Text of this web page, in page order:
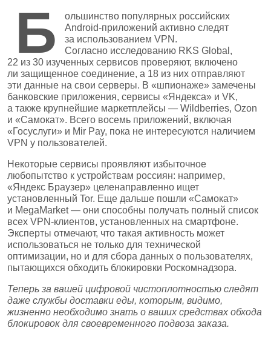
Б
ольшинство популярных российских
Android‑приложений активно следят
за использованием VPN.
Согласно исследованию RKS Global,
22 из 30 изученных сервисов проверяют, включено
ли защищенное соединение, а 18 из них отправляют
эти данные на свои серверы. В «шпионаже» замечены
банковские приложения, сервисы «Яндекса» и VK,
а также крупнейшие маркетплейсы — Wildberries, Ozon
и «Самокат». Всего восемь приложений, включая
«Госуслуги» и Mir Pay, пока не интересуются наличием
VPN у пользователей.
Некоторые сервисы проявляют избыточное
любопытство к устройствам россиян: например,
«Яндекс Браузер» целенаправленно ищет
установленный Tor. Еще дальше пошли «Самокат»
и MegaMarket — они способны получать полный список
всех VPN‑клиентов, установленных на смартфоне.
Эксперты отмечают, что такая активность может
использоваться не только для технической
оптимизации, но и для сбора данных о пользователях,
пытающихся обходить блокировки Роскомнадзора.
Теперь за вашей цифровой чистоплотностью следят
даже службы доставки еды, которым, видимо,
жизненно необходимо знать о ваших средствах обхода
блокировок для своевременного подвоза заказа.